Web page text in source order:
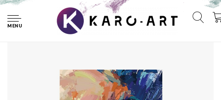
MENU
Afbeelding op acrylglas - Abstracte vrouw III, print op
acrylglas